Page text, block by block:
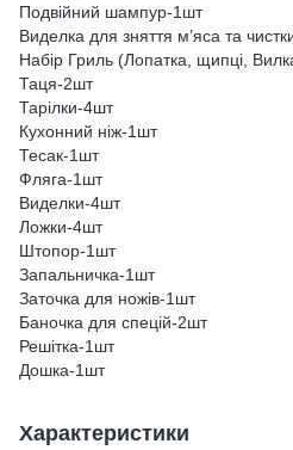
Подвійний шампур-1шт
Виделка для зняття м’яса та
Набір Гриль (Лопатка, щипці,
Таця-2шт
Тарілки-4шт
Кухонний ніж-1шт
Тесак-1шт
Фляга-1шт
Виделки-4шт
Ложки-4шт
Штопор-1шт
Запальничка-1шт
Заточка для ножів-1шт
Баночка для спецій-2шт
Решітка-1шт
Дошка-1шт
Характеристики